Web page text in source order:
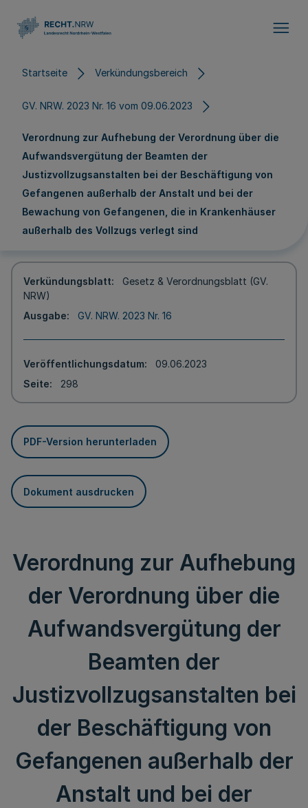
Startseite Verkündungsbereich
GV. NRW. 2023 Nr. 16 vom 09.06.2023
Verordnung zur Aufhebung der Verordnung über die
Aufwandsvergütung der Beamten der
Justizvollzugsanstalten bei der Beschäftigung von
Gefangenen außerhalb der Anstalt und bei der
Bewachung von Gefangenen, die in Krankenhäuser
außerhalb des Vollzugs verlegt sind
Verkündungsblatt
Gesetz & Verordnungsblatt (GV.
NRW)
Ausgabe
GV. NRW. 2023 Nr. 16
Veröffentlichungsdatum
09.06.2023
Seite
298
PDF-Version herunterladen
Dokument ausdrucken
Verordnung zur Aufhebung
der Verordnung über die
Aufwandsvergütung der
Beamten der
Justizvollzugsanstalten bei
der Beschäftigung von
Gefangenen außerhalb der
Anstalt und bei der